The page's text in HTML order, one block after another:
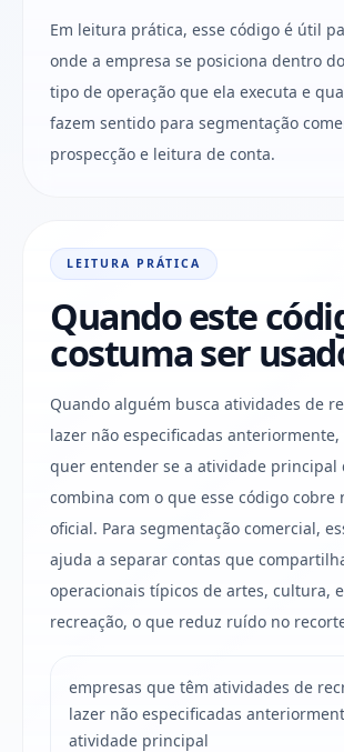
Em leitura prática, esse código é útil
onde a empresa se posiciona dentro
tipo de operação que ela executa e
fazem sentido para segmentação
prospecção e leitura de conta.
LEITURA PRÁTICA
Quando este
costuma ser
Quando alguém busca atividades de
lazer não especificadas
quer entender se a atividade principal
combina com o que esse código cobre
oficial. Para segmentação comercial,
ajuda a separar contas que
operacionais típicos de artes, cultura,
recreação, o que reduz ruído no
empresas que têm atividades de
lazer não especificadas
atividade principal